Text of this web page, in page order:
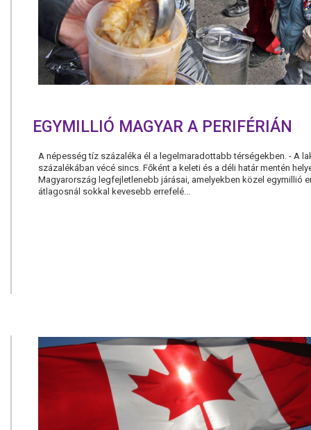
EGYMILLIÓ MAGYAR A PERIFÉRIÁN
A népesség tíz százaléka él a legelmaradottabb térségekben. - A
százalékában vécé sincs. Főként a keleti és a déli határ mentén
Magyarország legfejletlenebb járásai, amelyekben közel egymillió
átlagosnál sokkal kevesebb errefelé...